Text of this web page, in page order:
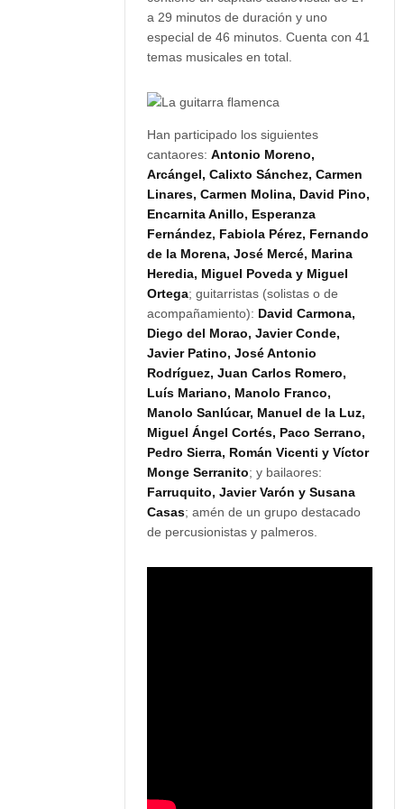
a 29 minutos de duración y uno
especial de 46 minutos. Cuenta con 41
temas musicales en total.
Han participado los siguientes
cantaores:Antonio Moreno,
Arcángel, Calixto Sánchez, Carmen
Linares, Carmen Molina, David Pino,
Encarnita Anillo, Esperanza
Fernández, Fabiola Pérez, Fernando
de la Morena, José Mercé, Marina
Heredia, Miguel Poveda y Miguel
Ortega; guitarristas (solistas o de
acompañamiento): David Carmona,
Diego del Morao, Javier Conde,
Javier Patino, José Antonio
Rodríguez, Juan Carlos Romero,
Luís Mariano, Manolo Franco,
Manolo Sanlúcar, Manuel de la Luz,
Miguel Ángel Cortés, Paco Serrano,
Pedro Sierra, Román Vicenti y Víctor
Monge Serranito; y bailaores:
Farruquito, Javier Varón y Susana
Casas; amén de un grupo destacado
de percusionistas y palmeros.